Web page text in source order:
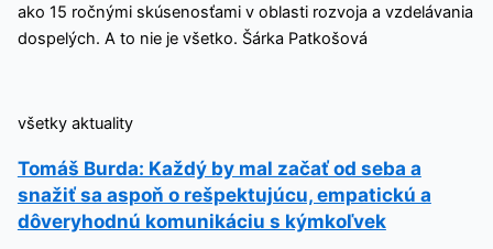
ako 15 ročnými skúsenosťami v oblasti rozvoja a vzdelávania
dospelých. A to nie je všetko. Šárka Patkošová
všetky aktuality
Tomáš Burda: Každý by mal začať od seba a
snažiť sa aspoň o rešpektujúcu, empatickú a
dôveryhodnú komunikáciu s kýmkoľvek